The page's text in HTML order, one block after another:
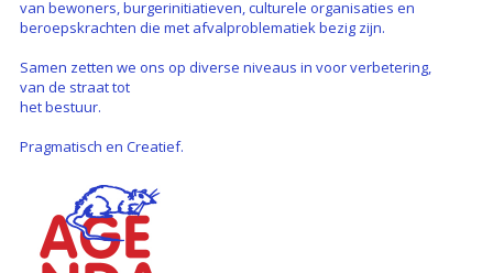
van bewoners, burgerinitiatieven, culturele organisaties en
beroepskrachten die met afvalproblematiek bezig zijn.
Samen zetten we ons op diverse niveaus in voor verbetering,
van de straat tot
het bestuur.
Pragmatisch en Creatief.